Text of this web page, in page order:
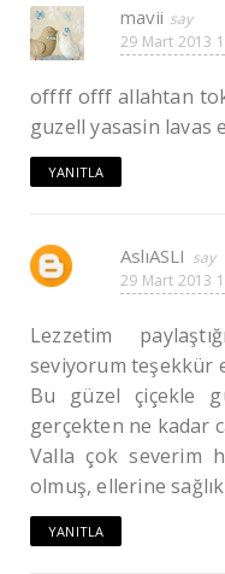
mavii
29 Mart 2013
offff offf allahtan
guzell yasasin lavas
YANITLA
AslıASLI
29 Mart 2013
Lezzetim
seviyorum teşekkür
Bu güzel çiçekle
gerçekten ne kadar
Valla çok severim
olmuş, ellerine
YANITLA